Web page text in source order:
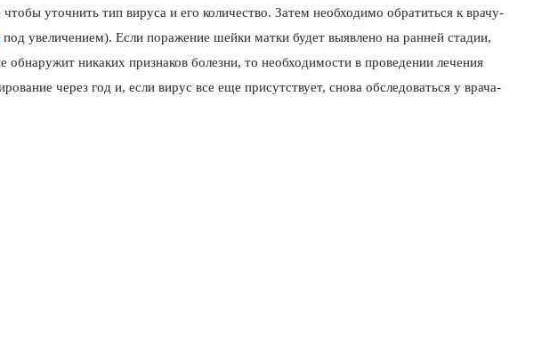
уточнить тип вируса и его количество. Затем необходимо обратиться к врачу-
под увеличением). Если поражение шейки матки будет выявлено на ранней стадии,
никаких признаков болезни, то необходимости в проведении ле­чения
через год и, если вирус все еще присутствует, снова обсле­доваться у врача-